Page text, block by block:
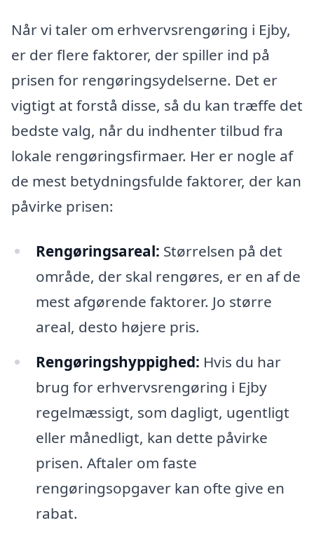
Når vi taler om erhvervsrengøring i Ejby,
er der flere faktorer, der spiller ind på
prisen for rengøringsydelserne. Det er
vigtigt at forstå disse, så du kan træffe det
bedste valg, når du indhenter tilbud fra
lokale rengøringsfirmaer. Her er nogle af
de mest betydningsfulde faktorer, der kan
påvirke prisen:
Rengøringsareal: Størrelsen på det
område, der skal rengøres, er en af de
mest afgørende faktorer. Jo større
areal, desto højere pris.
Rengøringshyppighed: Hvis du har
brug for erhvervsrengøring i Ejby
regelmæssigt, som dagligt, ugentligt
eller månedligt, kan dette påvirke
prisen. Aftaler om faste
rengøringsopgaver kan ofte give en
rabat.